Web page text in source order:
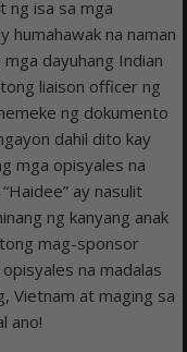
ng isa sa mga
humahawak na naman
dayuhang Indian
liaison officer ng
ng dokumento
dahil dito kay
mga opisyales na
ay nasulit
ng kanyang anak
mag-sponsor
na madalas
Vietnam at maging sa
ano!